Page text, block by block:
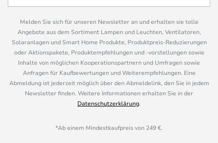
Melden Sie sich für unseren Newsletter an und erhalten sie tolle
Angebote aus dem Sortiment Lampen und Leuchten, Ventilatoren,
Solaranlagen und Smart Home Produkte, Produktpreis-Reduzierungen
oder Aktionspakete, Produktempfehlungen und -vorstellungen sowie
Inhalte von möglichen Kooperationspartnern und Umfragen sowie
Anfragen für Kaufbewertungen und Weiterempfehlungen. Eine
Abmeldung ist jederzeit möglich über den Abmeldelink, den Sie in jedem
Newsletter finden. Weitere Informationen erhalten Sie in der
Datenschutzerklärung.
*Ab einem Mindestkaufpreis von 249 €.